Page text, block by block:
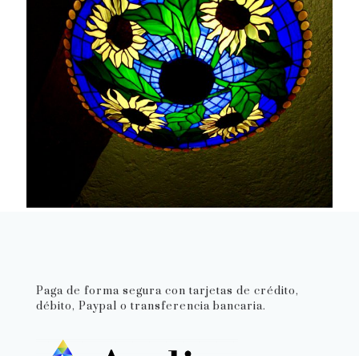
Paga de forma segura con tarjetas de crédito,
débito, Paypal o transferencia bancaria.